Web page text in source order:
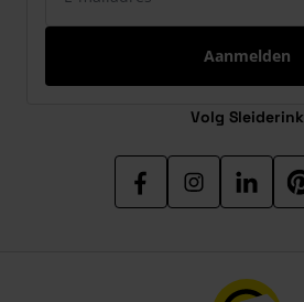
Aanmelden
Volg Sleiderink